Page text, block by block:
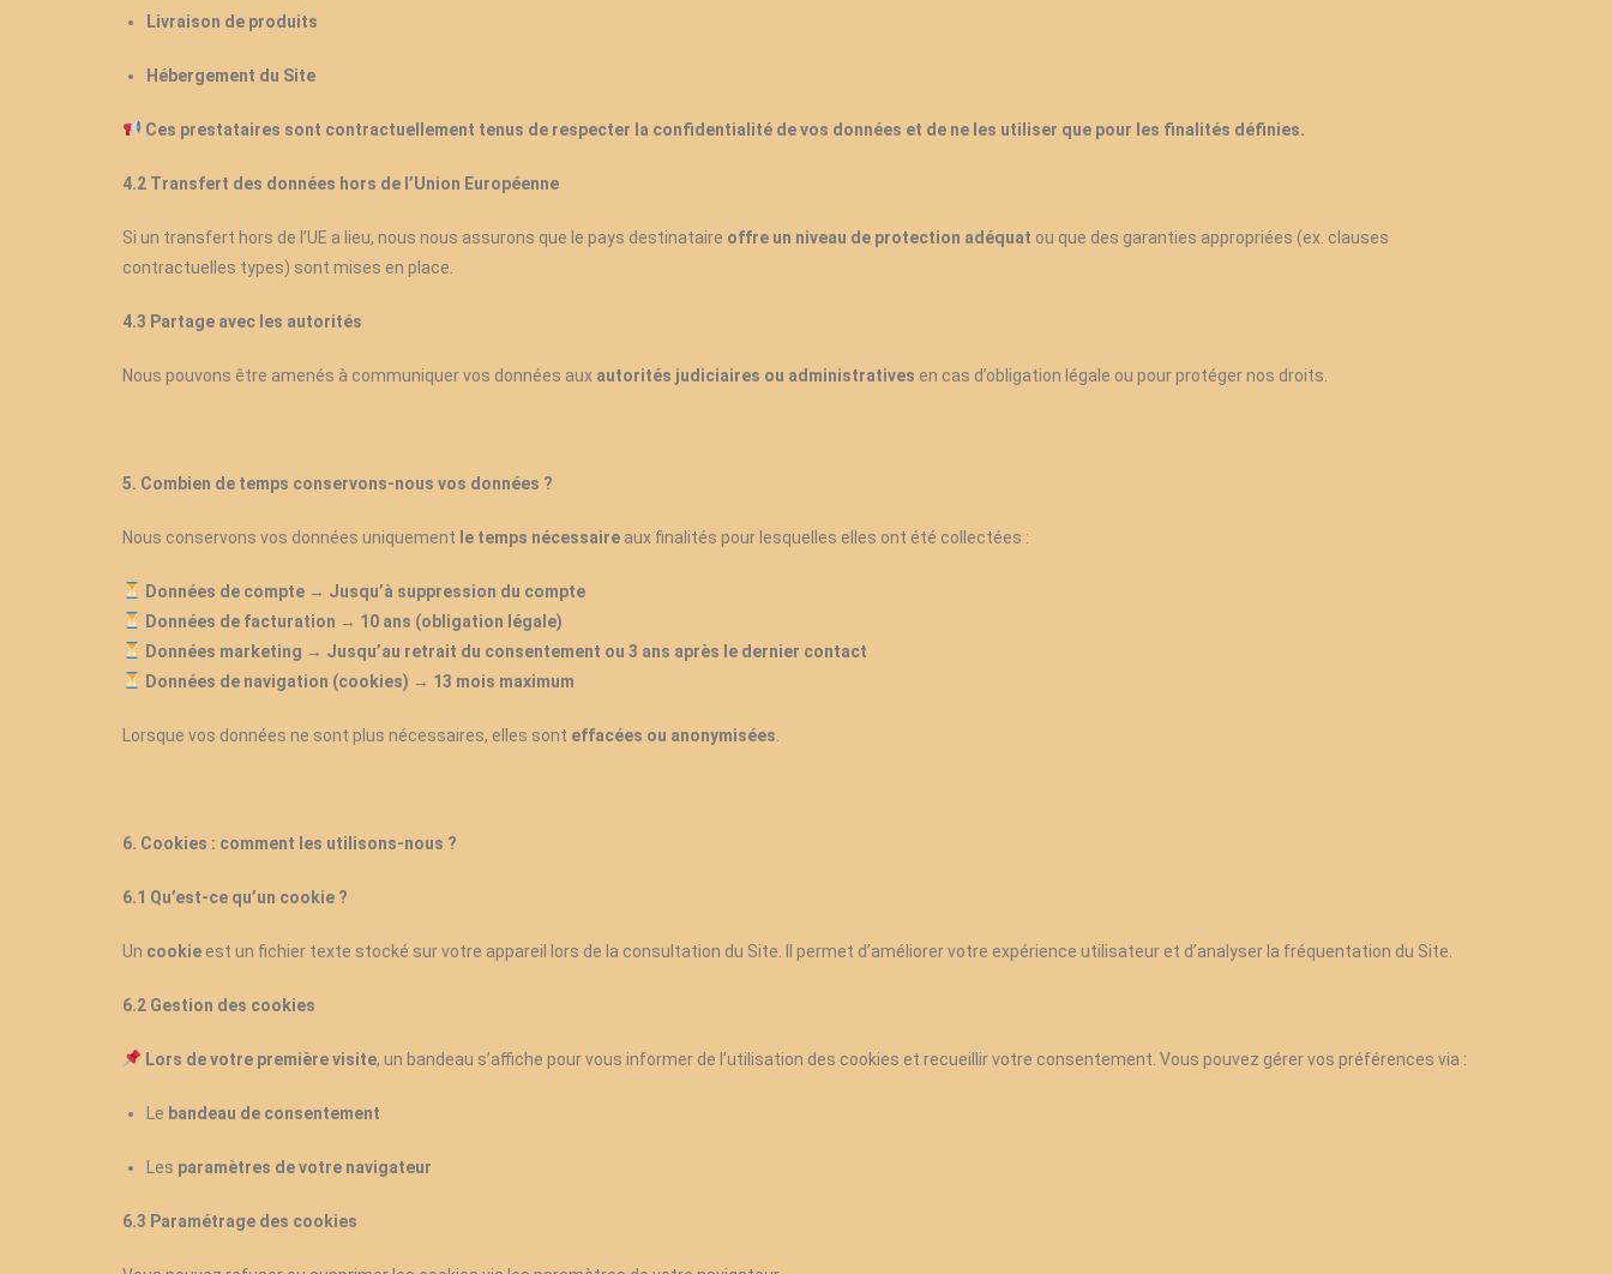
Livraison de produits
Hébergement du Site
Ces prestataires sont contractuellement tenus de respecter la confidentialité de vos données et de ne les utiliser que pour les finalités définies.
4.2 Transfert des données hors de l’Union Européenne
Si un transfert hors de l’UE a lieu, nous nous assurons que le pays destinataire offre un niveau de protection adéquat ou que des garanties appropriées (ex. clauses
contractuelles types) sont mises en place.
4.3 Partage avec les autorités
Nous pouvons être amenés à communiquer vos données aux autorités judiciaires ou administratives en cas d’obligation légale ou pour protéger nos droits.
5. Combien de temps conservons-nous vos données ?
Nous conservons vos données uniquement le temps nécessaire aux finalités pour lesquelles elles ont été collectées :
Données de compte→ Jusqu’à suppression du compte
Données de facturation → 10 ans (obligation légale)
Données marketing → Jusqu’au retrait du consentement ou 3 ans après le dernier contact
Données de navigation (cookies) → 13 mois maximum
Lorsque vos données ne sont plus nécessaires, elles sont effacées ou anonymisées
6. Cookies : comment les utilisons-nous ?
6.1 Qu’est-ce qu’un cookie ?
Un cookie est un fichier texte stocké sur votre appareil lors de la consultation du Site. Il permet d’améliorer votre expérience utilisateur et d’analyser la fréquentation du Site.
6.2 Gestion des cookies
Lors de votre première visite, un bandeau s’affiche pour vous informer de l’utilisation des cookies et recueillir votre consentement. Vous pouvez gérer vos préférences via :
Le bandeau de consentement
Les paramètres de votre navigateur
6.3 Paramétrage des cookies